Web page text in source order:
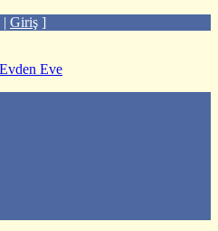
| Giriş ]